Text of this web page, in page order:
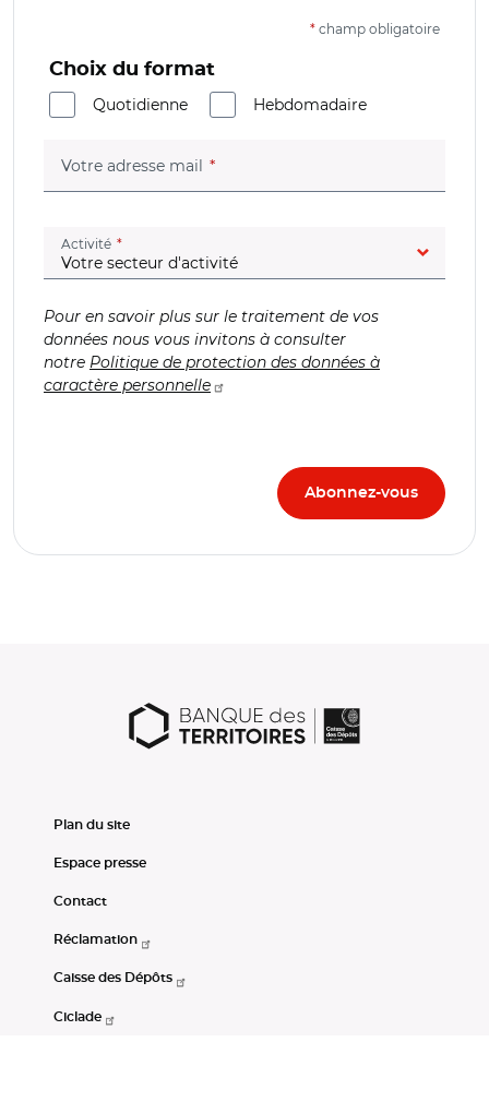
* champ obligatoire
Choix du format
Quotidienne
Hebdomadaire
Votre adresse mail (champ obligatoire)
Activité (champ obligatoire)
Pour en savoir plus sur le traitement de vos
données nous vous invitons à consulter
notre Politique de protection des données à
caractère personnelle
Plan du site
Espace presse
Contact
Réclamation
Caisse des Dépôts
Ciclade